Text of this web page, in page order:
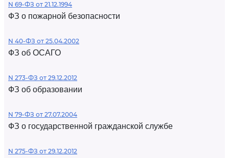
N 69-ФЗ от 21.12.1994
ФЗ о пожарной безопасности
N 40-ФЗ от 25.04.2002
ФЗ об ОСАГО
N 273-ФЗ от 29.12.2012
ФЗ об образовании
N 79-ФЗ от 27.07.2004
ФЗ о государственной гражданской службе
N 275-ФЗ от 29.12.2012